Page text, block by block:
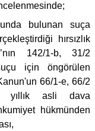
bulunan suça
hırsızlık
142/1-b, 31/2
için öngörülen
66/1-e, 66/2
yıllık asli dava
hükmünden